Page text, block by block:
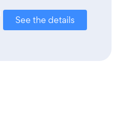
See the details